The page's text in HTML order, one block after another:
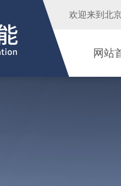
欢迎来到 北
网站